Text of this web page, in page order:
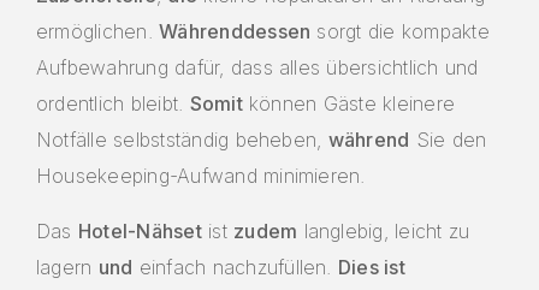
ermöglichen.Währenddessen sorgt die kompakte
Aufbewahrung dafür, dass alles übersichtlich und
ordentlich bleibt. Somitkönnen Gäste kleinere
Notfälle selbstständig beheben, während Sie den
Housekeeping-Aufwand minimieren.
Das Hotel-Nähsetist zudem langlebig, leicht zu
lagern und einfach nachzufüllen. Dies ist